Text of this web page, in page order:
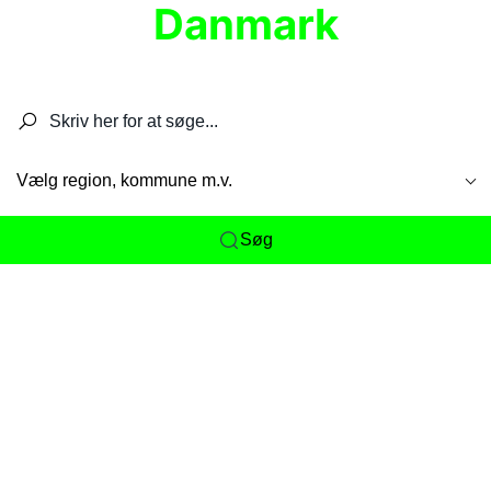
Danmark
Vælg region, kommune m.v.
Søg